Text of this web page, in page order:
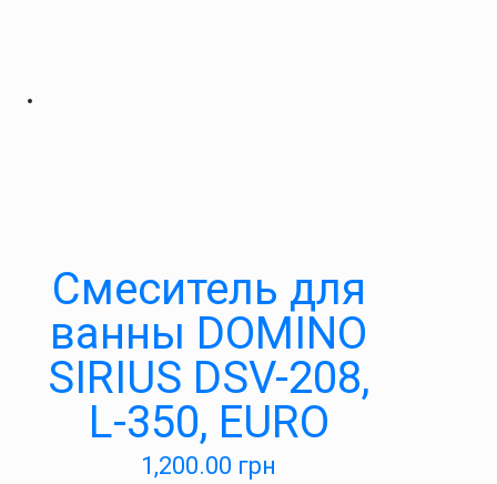
Смеситель для
ванны DOMINO
SIRIUS DSV-208,
L-350, EURO
1,200.00 грн